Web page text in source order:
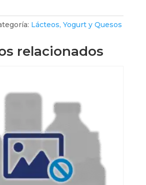
Lácteos, Yogurt y Quesos
relacionados